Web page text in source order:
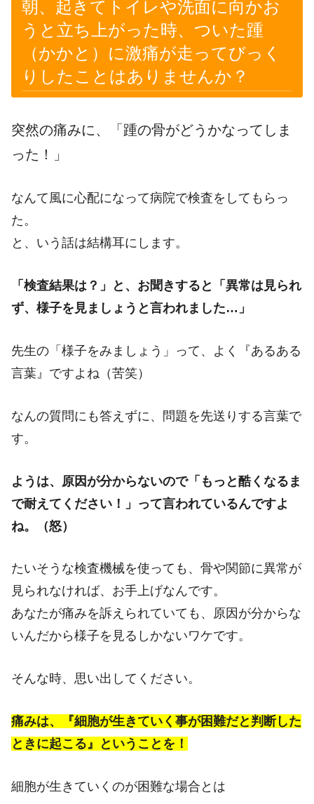
朝、起きてトイレや洗面に向かお
うと立ち上がった時、ついた踵
（かかと）に激痛が走ってびっく
りしたことはありませんか？
突然の痛みに、「踵の骨がどうかなってしま
った！」
なんて風に心配になって病院で検査をしてもらっ
た。
と、いう話は結構耳にします。
「検査結果は？」と、お聞きすると「異常は見られ
ず、様子を見ましょうと言われました…」
先生の「様子をみましょう」って、よく『あるある
言葉』ですよね（苦笑）
なんの質問にも答えずに、問題を先送りする言葉で
す。
ようは、原因が分からないので「もっと酷くなるま
で耐えてください！」って言われているんですよ
ね。（怒）
たいそうな検査機械を使っても、骨や関節に異常が
見られなければ、お手上げなんです。
あなたが痛みを訴えられていても、原因が分からな
いんだから様子を見るしかないワケです。
そんな時、思い出してください。
痛みは、『細胞が生きていく事が困難だと判断した
ときに起こる』ということを！
細胞が生きていくのが困難な場合とは